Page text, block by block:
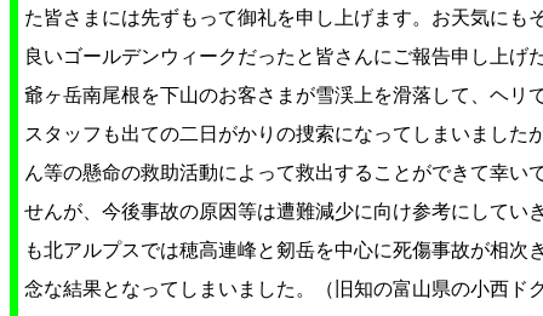
た皆さまには先ずもって御礼を申し上げます。お天気にも
良いゴールデンウィークだったと皆さんにご報告申し上げ
爺ヶ岳南尾根を下山のお客さまが雪渓上を滑落して、ヘリ
スタッフも出ての二日がかりの捜索になってしまいました
ん等の懸命の救助活動によって救出することができて幸い
せんが、今後事故の原因等は遭難減少に向け参考にしてい
も北アルプスでは穂高連峰と剱岳を中心に死傷事故が相次
念な結果となってしまいました。（旧知の富山県の小西ド